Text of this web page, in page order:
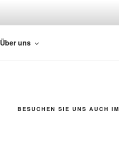
Über uns
BESUCHEN SIE UNS AUCH IM